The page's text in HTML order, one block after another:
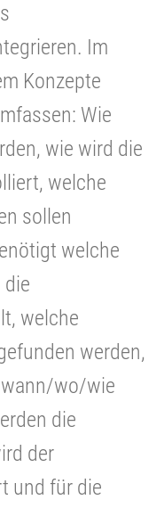
Im
Konzepte
Wie
wie wird die
welche
sollen
welche
welche
werden,
wo/wie
die
der
und für die